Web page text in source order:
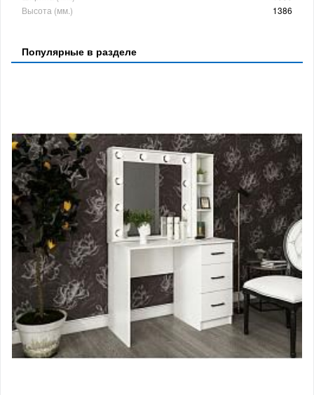
Высота (мм.)
1386
Популярные в разделе